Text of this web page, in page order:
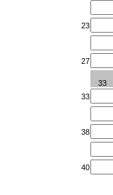
23
27
33
33
38
40